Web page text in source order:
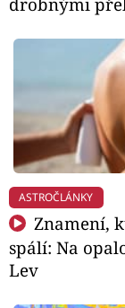
ASTROČLÁNKY
Znamení,
spálí: Na
Lev